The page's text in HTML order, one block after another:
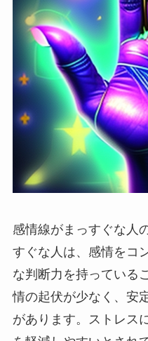
感情線がまっすぐな人
すぐな人は、感情をコ
な判断力を持っている
情の起伏が少なく、安
があります。ストレス